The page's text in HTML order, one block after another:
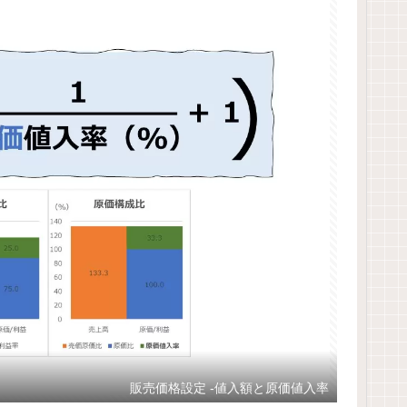
販売価格設定 -値入額と原価値入率